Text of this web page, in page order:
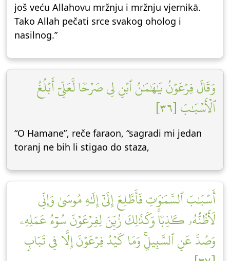
još veću Allahovu mržnju i mržnju vjernikā.
Tako Allah pečati srce svakog oholog i
nasilnog.”
وَقَالَ فِرۡعَوۡنُ يَٰهَٰمَٰنُ ٱبۡنِ لِي صَرۡحٗا لَّعَلِّيٓ أَبۡلُغُ
ٱلۡأَسۡبَٰبَ [٣٦]
“O Hamane”, reče faraon, “sagradi mi jedan
toranj ne bih li stigao do staza,
أَسۡبَٰبَ ٱلسَّمَٰوَٰتِ فَأَطَّلِعَ إِلَىٰٓ إِلَٰهِ مُوسَىٰ وَإِنِّي
لَأَظُنُّهُۥ كَٰذِبٗاۚ وَكَذَٰلِكَ زُيِّنَ لِفِرۡعَوۡنَ سُوٓءُ عَمَلِهِۦ
وَصُدَّ عَنِ ٱلسَّبِيلِۚ وَمَا كَيۡدُ فِرۡعَوۡنَ إِلَّا فِي تَبَابٖ